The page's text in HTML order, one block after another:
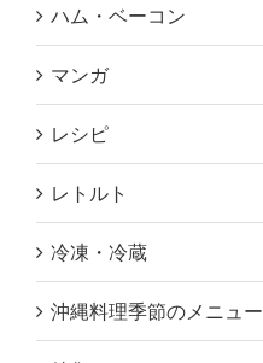
ハム・ベーコン
マンガ
レシピ
レトルト
冷凍・冷蔵
沖縄料理季節のメニュー